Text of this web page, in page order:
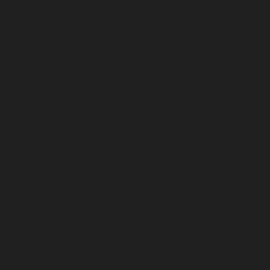
Maja
Šime upoznao Maju s važnom